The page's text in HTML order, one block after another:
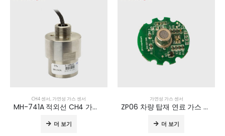
CH4 센서, 가연성 가스 센서
MH-741A 적외선 CH4 가스 센서
더 보기
가연성 가스 센서
ZP06 차량 탑재 연료 가스 누출 감지 모듈
더 보기